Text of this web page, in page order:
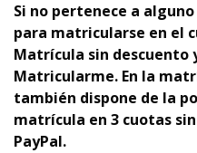
Si no pertenece a
para matricularse en el
Matrícula sin descuento
Matricularme. En la
también dispone de la
matrícula en 3 cuotas
PayPal.